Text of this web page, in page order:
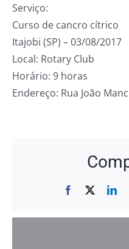
Serviço:
Curso de cancro cítrico
Itajobi (SP) – 03/08/2017
Local: Rotary Club
Horário: 9 horas
Endereço: Rua João
Facebook